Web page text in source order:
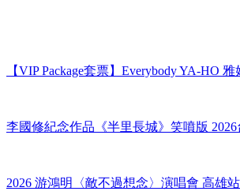
【VIP Package套票】Everybody YA-HO
李國修紀念作品《半里長城》笑噴版
2026 游鴻明〈敵不過想念〉演唱會 高雄站